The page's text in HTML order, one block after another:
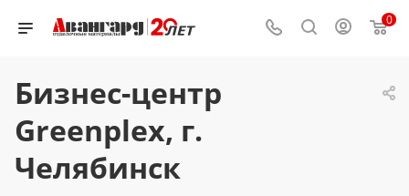
0
Бизнес-центр
Greenplex, г.
Челябинск